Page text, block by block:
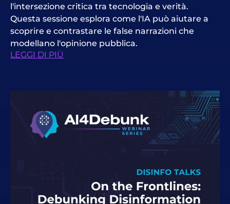
l'intersezione critica tra tecnologia e verità.
Questa sessione esplora come l'IA può aiutare a
scoprire e contrastare le false narrazioni che
modellano l'opinione pubblica.
LEGGI DI PIÙ